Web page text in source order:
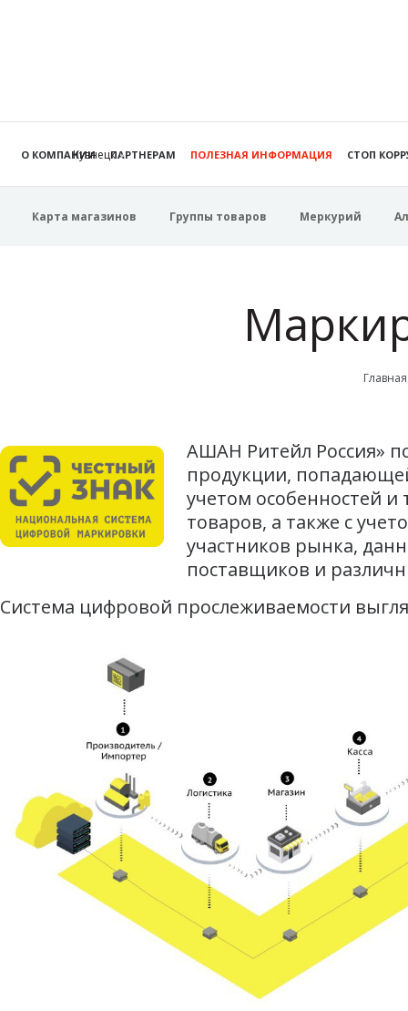
Кузнецк
О КОМПАНИИ ПАРТНЕРАМ ПОЛЕЗНАЯ ИНФОРМАЦИЯ СТОП
Карта магазинов Группы товаров Меркурий
Главная
АШАН Ритейл Россия»
продукции,
учетом особенностей
товаров, а также с
участников рынка,
поставщиков и
Система цифровой прослеживаемости